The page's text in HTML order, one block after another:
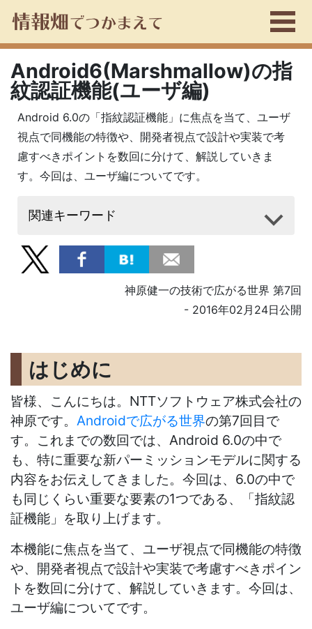
Android6(Marshmallow)の指
紋認証機能(ユーザ編)
Android 6.0の「指紋認証機能」に焦点を当て、ユーザ
視点で同機能の特徴や、開発者視点で設計や実装で考
慮すべきポイントを数回に分けて、解説していきま
す。今回は、ユーザ編についてです。
関連キーワード
神原健一の技術で広がる世界 第7回
- 2016年02月24日公開
はじめに
皆様、こんにちは。NTTソフトウェア株式会社の
神原です。 Androidで広がる世界の第7回目で
す。これまでの数回では、Android 6.0の中で
も、特に重要な新パーミッションモデルに関する
内容をお伝えしてきました。今回は、6.0の中で
も同じくらい重要な要素の1つである、「指紋認
証機能」を取り上げます。
本機能に焦点を当て、ユーザ視点で同機能の特徴
や、開発者視点で設計や実装で考慮すべきポイン
トを数回に分けて、解説していきます。今回は、
ユーザ編についてです。